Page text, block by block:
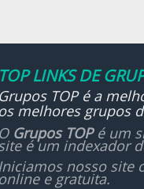
TOP LINKS DE
Grupos TOP é a
os melhores grupos
O Grupos TOPé um
é um indexador
Iniciamos nosso site
online e gratuita.